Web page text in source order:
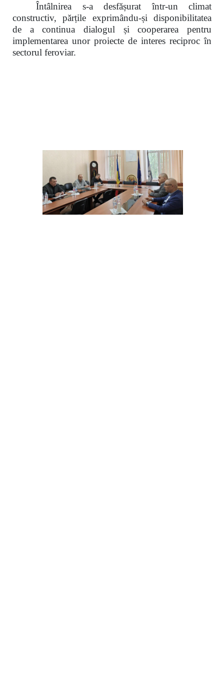
Întâlnirea s-a desfășurat într-un climat
constructiv, părțile exprimându-și disponibilitatea
de a continua dialogul și cooperarea pentru
implementarea unor proiecte de interes reciproc în
sectorul feroviar.